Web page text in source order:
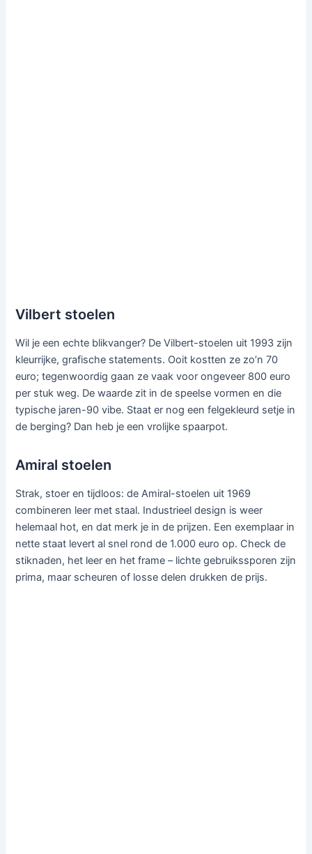
Vilbert stoelen
Wil je een echte blikvanger? De Vilbert-stoelen uit 1993 zijn
kleurrijke, grafische statements. Ooit kostten ze zo’n 70
euro; tegenwoordig gaan ze vaak voor ongeveer 800 euro
per stuk weg. De waarde zit in de speelse vormen en die
typische jaren-90 vibe. Staat er nog een felgekleurd setje in
de berging? Dan heb je een vrolijke spaarpot.
Amiral stoelen
Strak, stoer en tijdloos: de Amiral-stoelen uit 1969
combineren leer met staal. Industrieel design is weer
helemaal hot, en dat merk je in de prijzen. Een exemplaar in
nette staat levert al snel rond de 1.000 euro op. Check de
stiknaden, het leer en het frame – lichte gebruikssporen zijn
prima, maar scheuren of losse delen drukken de prijs.